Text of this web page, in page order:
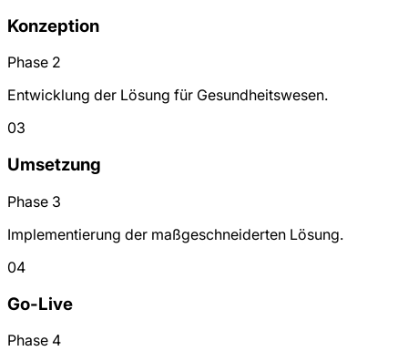
Konzeption
Phase 2
Entwicklung der Lösung für Gesundheitswesen.
03
Umsetzung
Phase 3
Implementierung der maßgeschneiderten Lösung.
04
Go-Live
Phase 4